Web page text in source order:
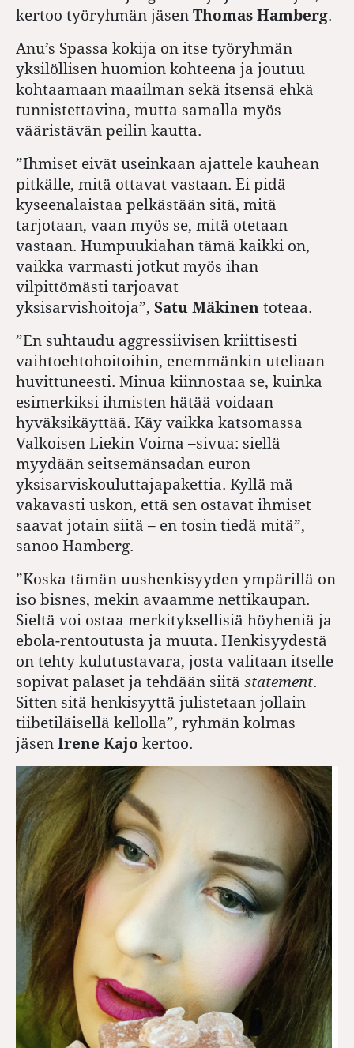
kertoo työryhmän jäsen Thomas Hamberg.
Anu’s Spassa kokija on itse työryhmän
yksilöllisen huomion kohteena ja joutuu
kohtaamaan maailman sekä itsensä ehkä
tunnistettavina, mutta samalla myös
vääristävän peilin kautta.
”Ihmiset eivät useinkaan ajattele kauhean
pitkälle, mitä ottavat vastaan. Ei pidä
kyseenalaistaa pelkästään sitä, mitä
tarjotaan, vaan myös se, mitä otetaan
vastaan. Humpuukiahan tämä kaikki on,
vaikka varmasti jotkut myös ihan
vilpittömästi tarjoavat
yksisarvishoitoja”, Satu Mäkinen toteaa.
”En suhtaudu aggressiivisen kriittisesti
vaihtoehtohoitoihin, enemmänkin uteliaan
huvittuneesti. Minua kiinnostaa se, kuinka
esimerkiksi ihmisten hätää voidaan
hyväksikäyttää. Käy vaikka katsomassa
Valkoisen Liekin Voima –sivua: siellä
myydään seitsemänsadan euron
yksisarviskouluttajapakettia. Kyllä mä
vakavasti uskon, että sen ostavat ihmiset
saavat jotain siitä – en tosin tiedä mitä”,
sanoo Hamberg.
”Koska tämän uushenkisyyden ympärillä on
iso bisnes, mekin avaamme nettikaupan.
Sieltä voi ostaa merkityksellisiä höyheniä ja
ebola-rentoutusta ja muuta. Henkisyydestä
on tehty kulutustavara, josta valitaan itselle
sopivat palaset ja tehdään siitä statement.
Sitten sitä henkisyyttä julistetaan jollain
tiibetiläisellä kellolla”, ryhmän kolmas
jäsen Irene Kajo kertoo.